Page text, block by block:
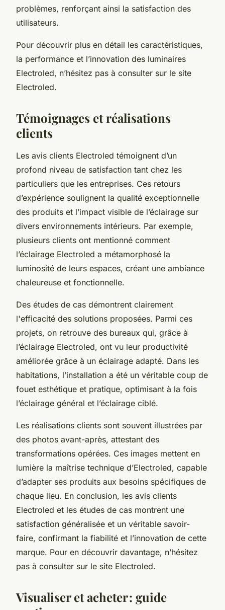
problèmes, renforçant ainsi la satisfaction des
utilisateurs.
Pour découvrir plus en détail les caractéristiques,
la performance et l’innovation des luminaires
Electroled, n’hésitez pas à consulter sur le site
Electroled.
Témoignages et réalisations
clients
Les avis clients Electroled témoignent d’un
profond niveau de satisfaction tant chez les
particuliers que les entreprises. Ces retours
d’expérience soulignent la qualité exceptionnelle
des produits et l’impact visible de l’éclairage sur
divers environnements intérieurs. Par exemple,
plusieurs clients ont mentionné comment
l’éclairage Electroled a métamorphosé la
luminosité de leurs espaces, créant une ambiance
chaleureuse et fonctionnelle.
Des études de cas démontrent clairement
l'efficacité des solutions proposées. Parmi ces
projets, on retrouve des bureaux qui, grâce à
l’éclairage Electroled, ont vu leur productivité
améliorée grâce à un éclairage adapté. Dans les
habitations, l’installation a été un véritable coup de
fouet esthétique et pratique, optimisant à la fois
l’éclairage général et l’éclairage ciblé.
Les réalisations clients sont souvent illustrées par
des photos avant-après, attestant des
transformations opérées. Ces images mettent en
lumière la maîtrise technique d’Electroled, capable
d’adapter ses produits aux besoins spécifiques de
chaque lieu. En conclusion, les avis clients
Electroled et les études de cas montrent une
satisfaction généralisée et un véritable savoir-
faire, confirmant la fiabilité et l’innovation de cette
marque. Pour en découvrir davantage, n’hésitez
pas à consulter sur le site Electroled.
Visualiser et acheter : guide